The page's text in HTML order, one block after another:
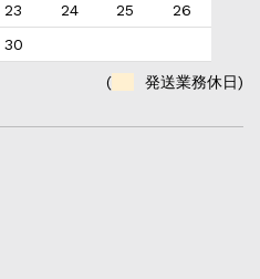
23 24 25
26
30
( 発送業務休日)